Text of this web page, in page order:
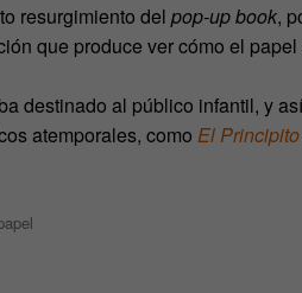
resurgimiento del pop-up book,
que produce ver cómo el
destinado al público infantil, y
atemporales, como El Principito